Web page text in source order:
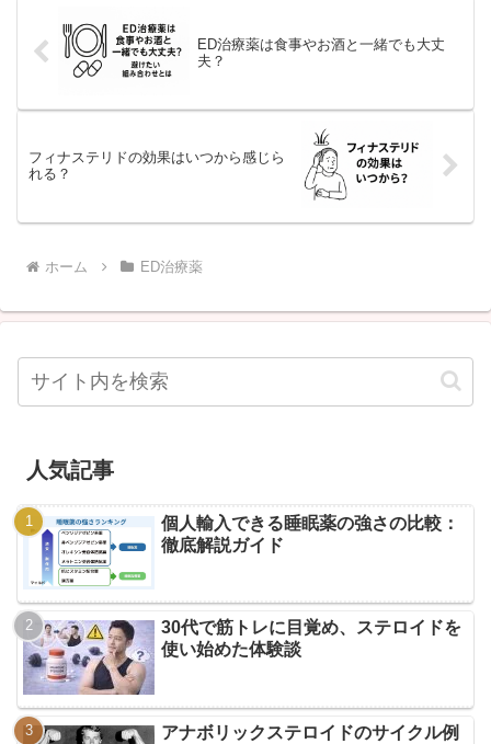
ED治療薬は食事やお酒と一緒でも大丈
夫？
フィナステリドの効果はいつから感じら
れる？
ホーム ED治療薬
人気記事
個人輸入できる睡眠薬の強さの比較：
徹底解説ガイド
30代で筋トレに目覚め、ステロイドを
使い始めた体験談
アナボリックステロイドのサイクル例